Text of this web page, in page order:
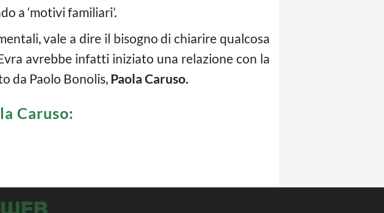
a ‘motivi familiari’.
vale a dire il bisogno di chiarire qualcosa
avrebbe infatti iniziato una relazione con la
da Paolo Bonolis, Paola Caruso.
Caruso: